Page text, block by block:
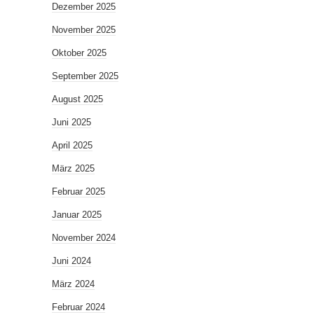
Dezember 2025
November 2025
Oktober 2025
September 2025
August 2025
Juni 2025
April 2025
März 2025
Februar 2025
Januar 2025
November 2024
Juni 2024
März 2024
Februar 2024